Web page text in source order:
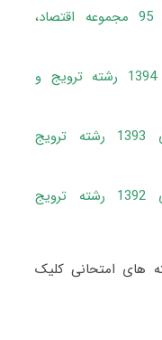
دانلود سؤالات آزمون دکتری 95 مجموعه اقتصاد،
دانلود سؤالات آزمون دکتری 1394 رشته ترویج و
دانلود سؤالات آزمون دکتری 1393 رشته ترویج
دانلود سؤالات آزمون دکتری 1392 رشته ترویج
های امتحانی کلیک